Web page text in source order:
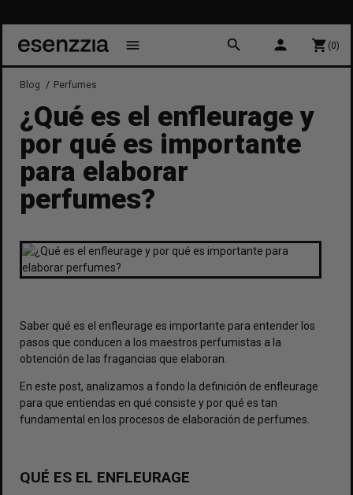
menu search person shopping_cart (0)
Blog Perfumes
¿Qué es el enfleurage y
por qué es importante
para elaborar
perfumes?
Saber qué es el enfleurage es importante para entender los
pasos que conducen a los maestros perfumistas a la
obtención de las fragancias que elaboran.
En este post, analizamos a fondo la definición de enfleurage
para que entiendas en qué consiste y por qué es tan
fundamental en los procesos de elaboración de perfumes.
QUÉ ES EL ENFLEURAGE